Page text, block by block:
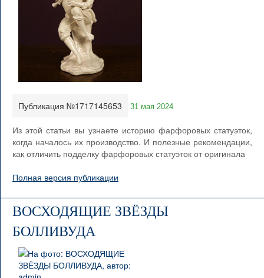
Публикация №1717145653 31 мая 2024
Из этой статьи вы узнаете историю фарфоровых статуэток,
когда началось их производство. И полезные рекомендации,
как отличить подделку фарфоровых статуэток от оригинала
Полная версия публикации
ВОСХОДЯЩИЕ ЗВЁЗДЫ
БОЛЛИВУДА